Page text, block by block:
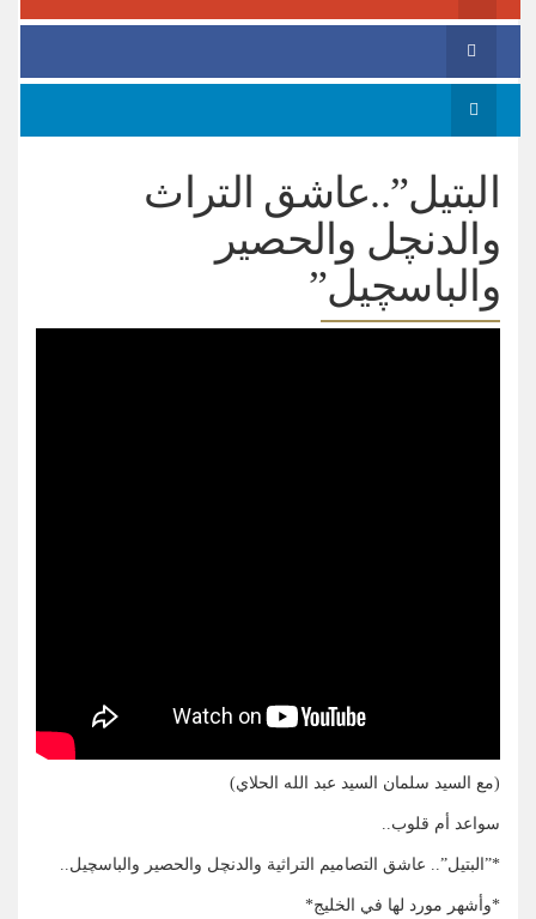
البتيل”..عاشق التراث
والدنچل والحصير
والباسچيل”
(مع السيد سلمان السيد عبد الله الحلاي)
سواعد أم قلوب..
*”البتيل”.. عاشق التصاميم التراثية والدنچل والحصير والباسچيل..
*وأشهر مورد لها في الخليج*